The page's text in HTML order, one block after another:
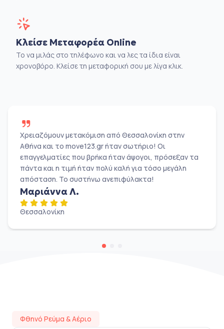
Κλείσε Μεταφορέα Online
Το να μιλάς στο τηλέφωνο και να λες τα ίδια είναι
χρονοβόρο. Κλείσε τη μεταφορική σου με λίγα κλικ.
Χρειαζόμουν μετακόμιση από Θεσσαλονίκη στην
Αθήνα και το move123.gr ήταν σωτήριο! Οι
επαγγελματίες που βρήκα ήταν άψογοι, πρόσεξαν τα
πάντα και η τιμή ήταν πολύ καλή για τόσο μεγάλη
απόσταση. Το συστήνω ανεπιφύλακτα!
Μαριάννα Λ.
Θεσσαλονίκη
Φθηνό Ρεύμα & Αέριο